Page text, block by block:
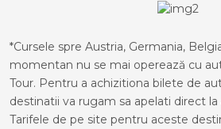
*Cursele spre Austria, Germania,
momentan nu se mai operează cu
Tour. Pentru a achizitiona bilete de
destinatii va rugam sa apelati direct la
Tarifele de pe site pentru aceste